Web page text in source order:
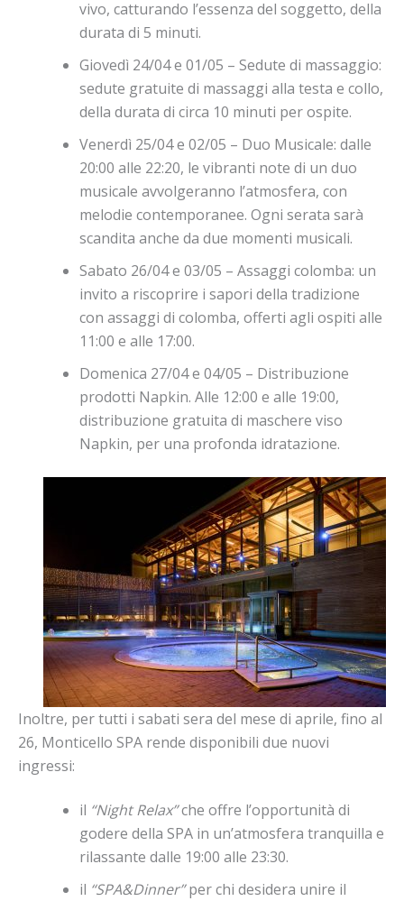
vivo, catturando l’essenza del soggetto, della
durata di 5 minuti.
Giovedì 24/04e 01/05 – Sedute di massaggio:
sedute gratuite di massaggi alla testa e collo,
della durata di circa 10 minuti per ospite.
Venerdì 25/04e 02/05 – Duo Musicale: dalle
20:00 alle 22:20, le vibranti note di un duo
musicale avvolgeranno l’atmosfera, con
melodie contemporanee. Ogni serata sarà
scandita anche da due momenti musicali.
Sabato 26/04e 03/05 – Assaggi colomba: un
invito a riscoprire i sapori della tradizione
con assaggi di colomba, offerti agli ospiti alle
11:00 e alle 17:00.
Domenica 27/04e 04/05 – Distribuzione
prodotti Napkin. Alle 12:00 e alle 19:00,
distribuzione gratuita di maschere viso
Napkin, per una profonda idratazione.
Inoltre, per tutti i sabati sera del mese di aprile, fino al
26, Monticello SPA rende disponibili due nuovi
ingressi:
il “Night Relax”che offre l’opportunità di
godere della SPA in un’atmosfera tranquilla e
rilassante dalle 19:00 alle 23:30.
il “SPA&Dinner”per chi desidera unire il